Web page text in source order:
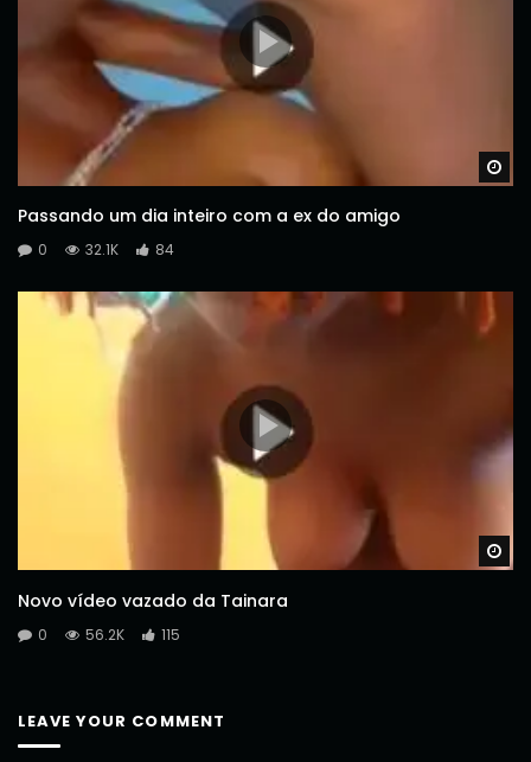
Passando um dia inteiro com a ex do amigo
0 32.1K 84
Novo vídeo vazado da Tainara
0 56.2K 115
LEAVE YOUR COMMENT